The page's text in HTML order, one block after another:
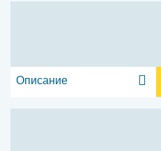
Описание